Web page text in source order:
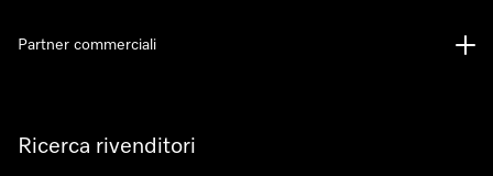
Ricerca rivenditori
Partner commerciali